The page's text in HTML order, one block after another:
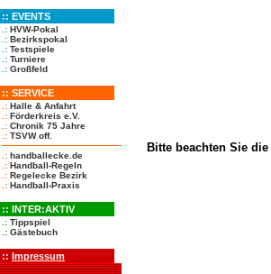
:: EVENTS
.: HVW-Pokal
.: Bezirkspokal
.: Testspiele
.: Turniere
.: Großfeld
:: SERVICE
.: Halle & Anfahrt
.: Förderkreis e.V.
.: Chronik 75 Jahre
.: TSVW off.
.: handballecke.de
.: Handball-Regeln
.: Regelecke Bezirk
.: Handball-Praxis
:: INTER:AKTIV
.: Tippspiel
.: Gästebuch
:: Impressum
Bitte beachten Sie die